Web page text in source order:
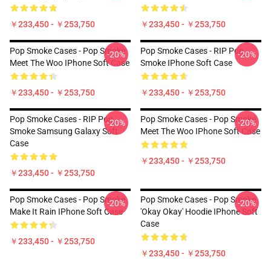
￥233,450 - ￥253,750 ￥233,450 - ￥253,750
Pop Smoke Cases - Pop Smoke
Meet The Woo IPhone Soft Case
￥233,450 - ￥253,750
-20%
Pop Smoke Cases - RIP Pop
Smoke IPhone Soft Case
￥233,450 - ￥253,750
-20%
Pop Smoke Cases - RIP Pop
Smoke Samsung Galaxy Soft
Case
￥233,450 - ￥253,750
-20%
Pop Smoke Cases - Pop Smoke
Meet The Woo IPhone Soft Case
￥233,450 - ￥253,750
-20%
Pop Smoke Cases - Pop Smoke
Make It Rain IPhone Soft Case
￥233,450 - ￥253,750
-20%
Pop Smoke Cases - Pop Smoke
'okay Okay' Hoodie IPhone Soft
Case
￥233,450 - ￥253,750
-20%